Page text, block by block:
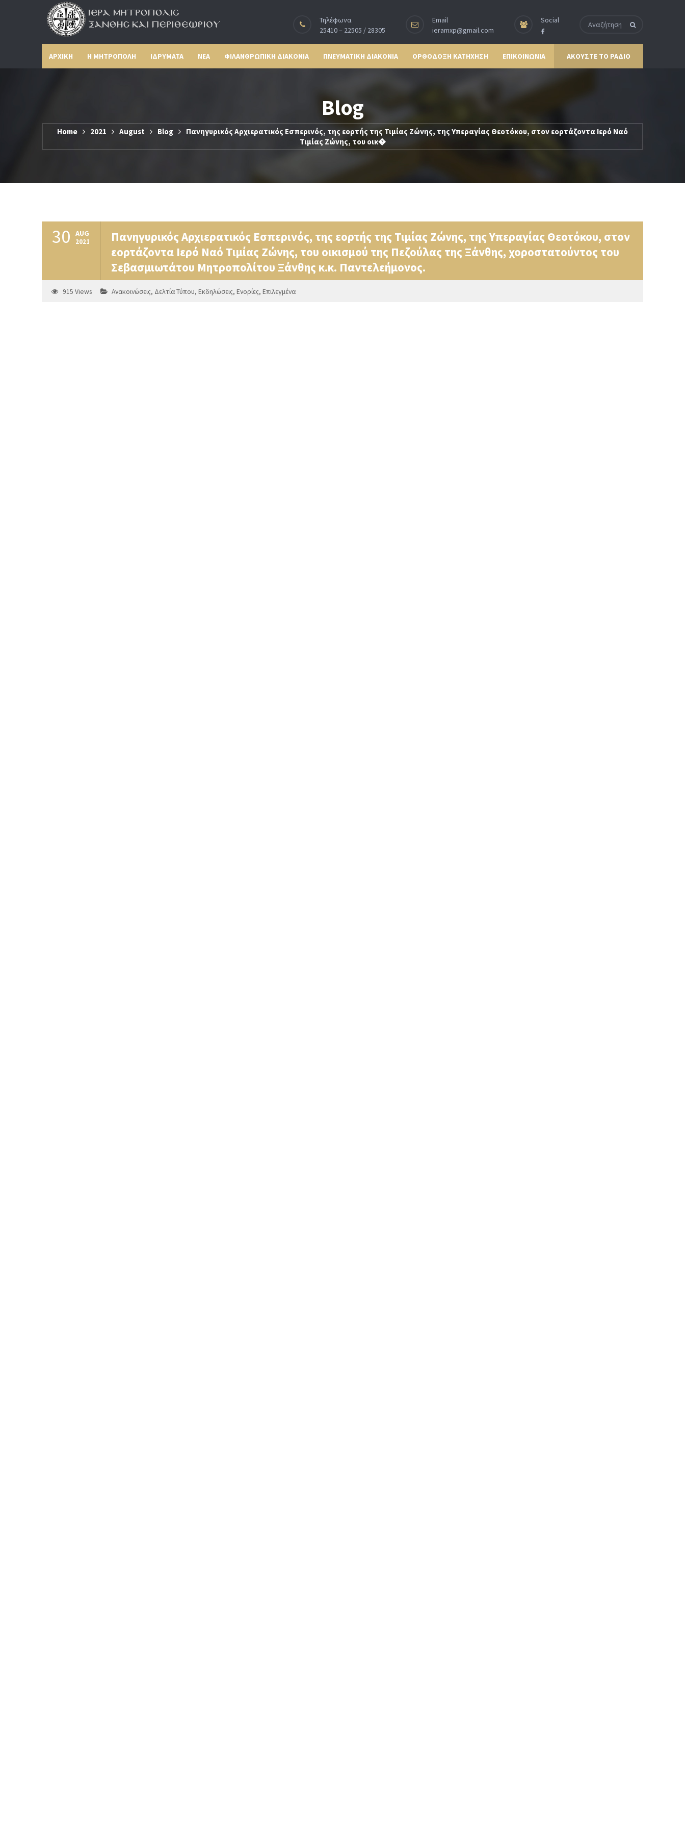
Τηλέφωνα
25410 – 22505 / 28305
Email
ieramxp@gmail.com
Social
ΑΡΧΙΚΗ Η ΜΗΤΡΟΠΟΛΗ ΙΔΡΥΜΑΤΑ ΝΕΑ ΦΙΛΑΝΘΡΩΠΙΚΗ ΔΙΑΚΟΝΙΑ ΠΝΕΥΜΑΤΙΚΗ ΔΙΑΚΟΝΙΑ ΟΡΘΟΔΟΞΗ ΚΑΤΗΧΗΣΗ ΕΠΙΚΟΙΝΩΝΙΑ ΑΚΟΥΣΤΕ ΤΟ ΡΑΔΙΟ
Blog
Home 2021 August Blog
Πανηγυρικός Αρχιερατικός Εσπερινός, της εορτής της Τιμίας Ζώνης, της Υπεραγίας Θεοτόκου, στον εορτάζοντα Ιερό Ναό
Τιμίας Ζώνης, του οικ�
30 AUG
2021
Πανηγυρικός Αρχιερατικός Εσπερινός, της εορτής της Τιμίας Ζώνης, της Υπεραγίας Θεοτόκου, στον
εορτάζοντα Ιερό Ναό Τιμίας Ζώνης, του οικισμού της Πεζούλας της Ξάνθης, χοροστατούντος του
Σεβασμιωτάτου Μητροπολίτου Ξάνθης κ.κ. Παντελεήμονος.
915 Views Ανακοινώσεις, Δελτία Τύπου, Εκδηλώσεις, Ενορίες, Επιλεγμένα